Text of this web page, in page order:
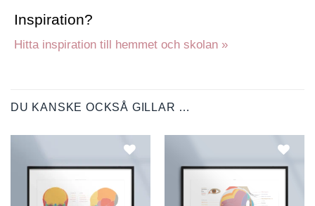
Inspiration?
Hitta inspiration till hemmet och skolan »
DU KANSKE OCKSÅ GILLAR …